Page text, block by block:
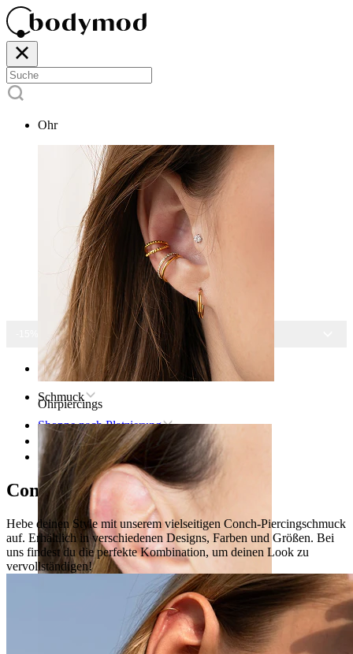
Ohr
Ohrpiercings
-15% AUF ALLEN SCHMUCK
Startseite
Schmuck
Shoppe nach Platzierung
Ohr
Conch
Conch-Piercingschmuck
Hebe deinen Style mit unserem vielseitigen Conch-Piercingschmuck
auf. Erhältlich in verschiedenen Designs, Farben und Größen. Bei
uns findest du die perfekte Kombination, um deinen Look zu
vervollständigen!